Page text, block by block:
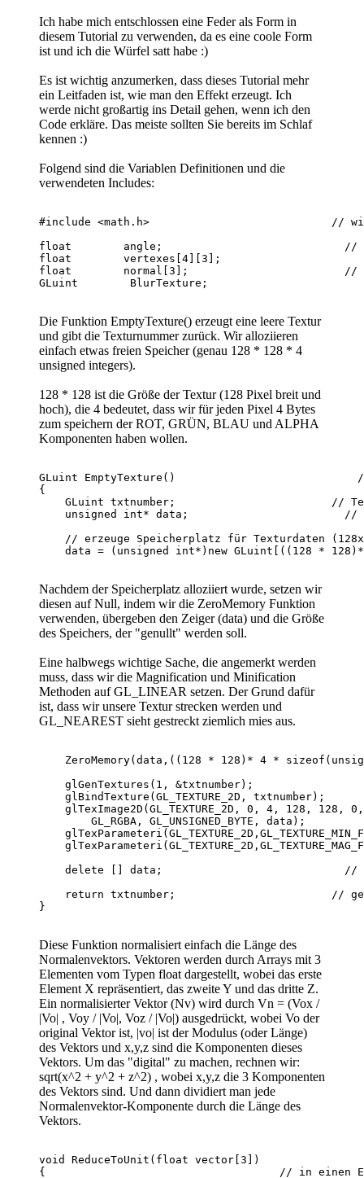
Ich habe mich entschlossen eine Feder als Form in
diesem Tutorial zu verwenden, da es eine coole Form
ist und ich die Würfel satt habe :)
Es ist wichtig anzumerken, dass dieses Tutorial mehr
ein Leitfaden ist, wie man den Effekt erzeugt. Ich
werde nicht großartig ins Detail gehen, wenn ich den
Code erkläre. Das meiste sollten Sie bereits im Schlaf
kennen :)
Folgend sind die Variablen Definitionen und die
verwendeten Includes:
#include <math.h>                            // wir
float        angle;                            // wird
float        vertexes[4][3];                        //
float        normal[3];                        // Ein
Die Funktion EmptyTexture() erzeugt eine leere Textur
und gibt die Texturnummer zurück. Wir alloziieren
einfach etwas freien Speicher (genau 128 * 128 * 4
unsigned integers).
128 * 128 ist die Größe der Textur (128 Pixel breit und
hoch), die 4 bedeutet, dass wir für jeden Pixel 4 Bytes
zum speichern der ROT, GRÜN, BLAU und ALPHA
Komponenten haben wollen.
GLuint EmptyTexture()                            //
{
GLuint txtnumber;                        //
unsigned int* data;                        //
// erzeuge Speicherplatz für Texturdaten
Nachdem der Speicherplatz alloziiert wurde, setzen wir
diesen auf Null, indem wir die ZeroMemory Funktion
verwenden, übergeben den Zeiger (data) und die Größe
des Speichers, der "genullt" werden soll.
Eine halbwegs wichtige Sache, die angemerkt werden
muss, dass wir die Magnification und Minification
Methoden auf GL_LINEAR setzen. Der Grund dafür
ist, dass wir unsere Textur strecken werden und
GL_NEAREST sieht gestreckt ziemlich mies aus.
ZeroMemory(data,((128 * 128)* 4 *
glGenTextures(1, &txtnumber);
glBindTexture(GL_TEXTURE_2D, txtnumber);
    glTexImage2D(GL_TEXTURE_2D, 0, 4, 128, 128, 0,
GL_RGBA, GL_UNSIGNED_BYTE, data);
delete [] data;                            //
return txtnumber;                        //
Diese Funktion normalisiert einfach die Länge des
Normalenvektors. Vektoren werden durch Arrays mit 3
Elementen vom Typen float dargestellt, wobei das erste
Element X repräsentiert, das zweite Y und das dritte Z.
Ein normalisierter Vektor (Nv) wird durch Vn = (Vox /
|Vo| , Voy / |Vo|, Voz / |Vo|) ausgedrückt, wobei Vo der
original Vektor ist, |vo| ist der Modulus (oder Länge)
des Vektors und x,y,z sind die Komponenten dieses
Vektors. Um das "digital" zu machen, rechnen wir:
sqrt(x^2 + y^2 + z^2) , wobei x,y,z die 3 Komponenten
des Vektors sind. Und dann dividiert man jede
Normalenvektor-Komponente durch die Länge des
Vektors.
void ReduceToUnit(float vector[3])
{                                    // in einen